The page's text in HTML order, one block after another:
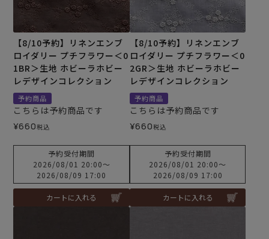
【8/10予約】リネンエンブ
ロイダリー プチフラワー＜0
1BR＞生地 ホビーラホビー
レデザインコレクション
予約商品
こちらは予約商品です
¥660税込
予約受付期間
2026/08/01 20:00〜
2026/08/09 17:00
カートに入れる
【8/10予約】リネンエンブ
ロイダリー プチフラワー＜0
2GR＞生地 ホビーラホビー
レデザインコレクション
予約商品
こちらは予約商品です
¥660税込
予約受付期間
2026/08/01 20:00〜
2026/08/09 17:00
カートに入れる